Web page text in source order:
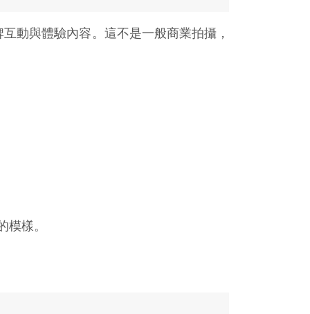
動與體驗內容。這不是一般商業拍攝，
樣。